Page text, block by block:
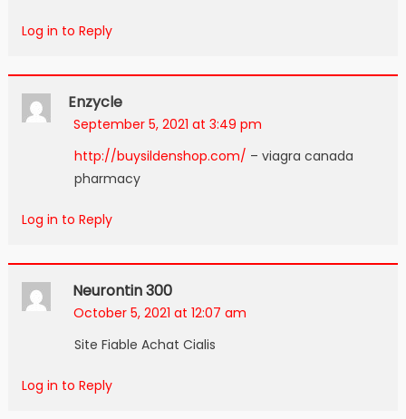
Log in to Reply
Enzycle
September 5, 2021 at 3:49 pm
http://buysildenshop.com/ – viagra canada
pharmacy
Log in to Reply
Neurontin 300
October 5, 2021 at 12:07 am
Site Fiable Achat Cialis
Log in to Reply